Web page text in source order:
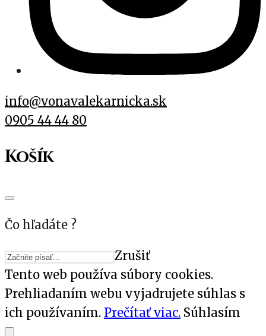
info@vonavalekarnicka.sk
0905 44 44 80
Košík
Čo hľadáte ?
Zrušiť
Tento web používa súbory cookies.
Prehliadaním webu vyjadrujete súhlas s
ich používaním. Prečítať viac. Súhlasím